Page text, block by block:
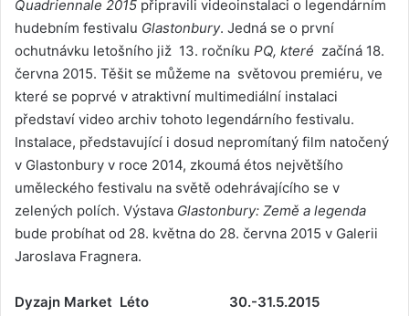
Quadriennale 2015 připravili videoinstalaci o legendárním
hudebním festivalu Glastonbury. Jedná se o první
ochutnávku letošního již 13. ročníku PQ, které začíná 18.
června 2015. Těšit se můžeme na světovou premiéru, ve
které se poprvé v atraktivní multimediální instalaci
představí video archiv tohoto legendárního festivalu.
Instalace, představující i dosud nepromítaný film natočený
v Glastonbury v roce 2014, zkoumá étos největšího
uměleckého festivalu na světě odehrávajícího se v
zelených polích. Výstava Glastonbury: Země a legenda
bude probíhat od 28. května do 28. června 2015 v Galerii
Jaroslava Fragnera.
Dyzajn Market Léto 30.-31.5.2015